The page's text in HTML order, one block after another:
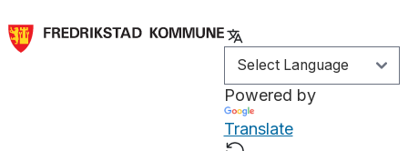
Powered by
Translate